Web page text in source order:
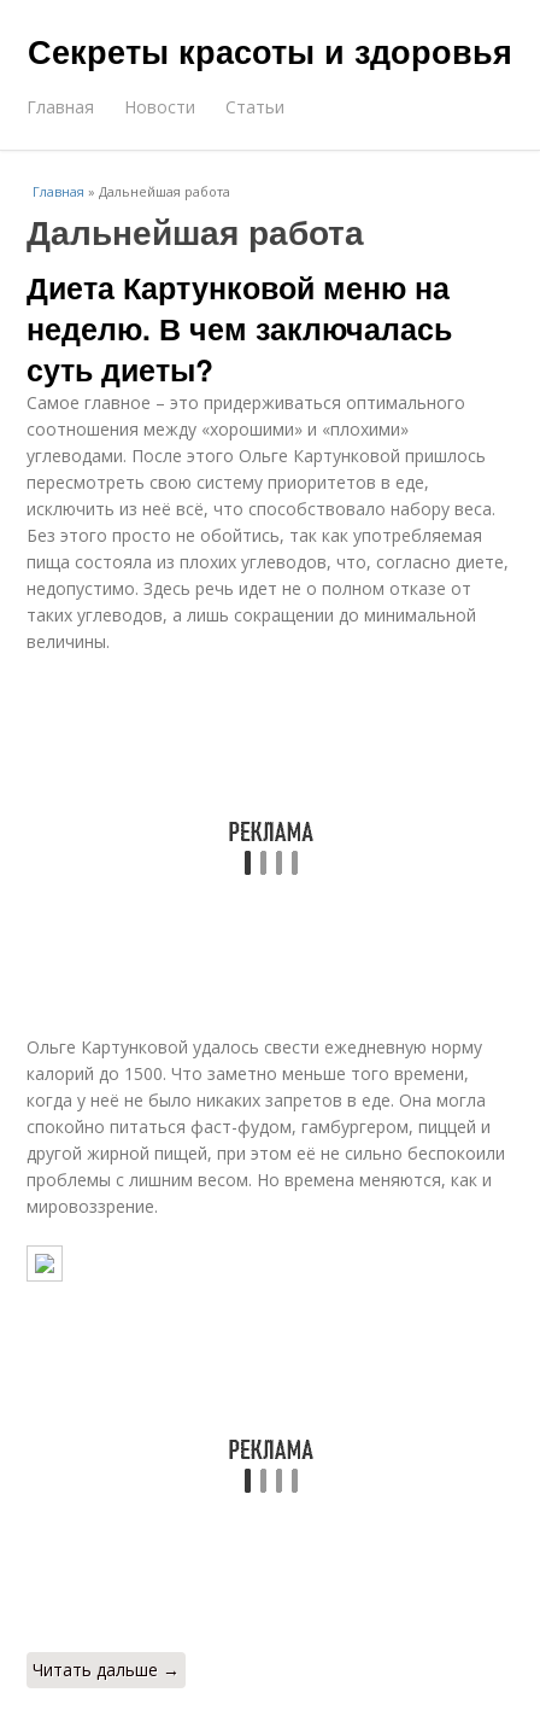
Секреты красоты и здоровья
Главная Новости Статьи
Главная »Дальнейшая работа
Дальнейшая работа
Диета Картунковой меню на
неделю. В чем заключалась
суть диеты?
Самое главное – это придерживаться оптимального
соотношения между «хорошими» и «плохими»
углеводами. После этого Ольге Картунковой пришлось
пересмотреть свою систему приоритетов в еде,
исключить из неё всё, что способствовало набору веса.
Без этого просто не обойтись, так как употребляемая
пища состояла из плохих углеводов, что, согласно диете,
недопустимо. Здесь речь идет не о полном отказе от
таких углеводов, а лишь сокращении до минимальной
величины.
Ольге Картунковой удалось свести ежедневную норму
калорий до 1500. Что заметно меньше того времени,
когда у неё не было никаких запретов в еде. Она могла
спокойно питаться фаст-фудом, гамбургером, пиццей и
другой жирной пищей, при этом её не сильно беспокоили
проблемы с лишним весом. Но времена меняются, как и
мировоззрение.
Читать дальше →